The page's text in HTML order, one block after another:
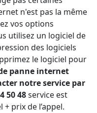
n'est pas la même
vos options
utilisez un logiciel de
des logiciels
le logiciel pour
panne internet
notre service par
50 48service est
prix de l’appel.